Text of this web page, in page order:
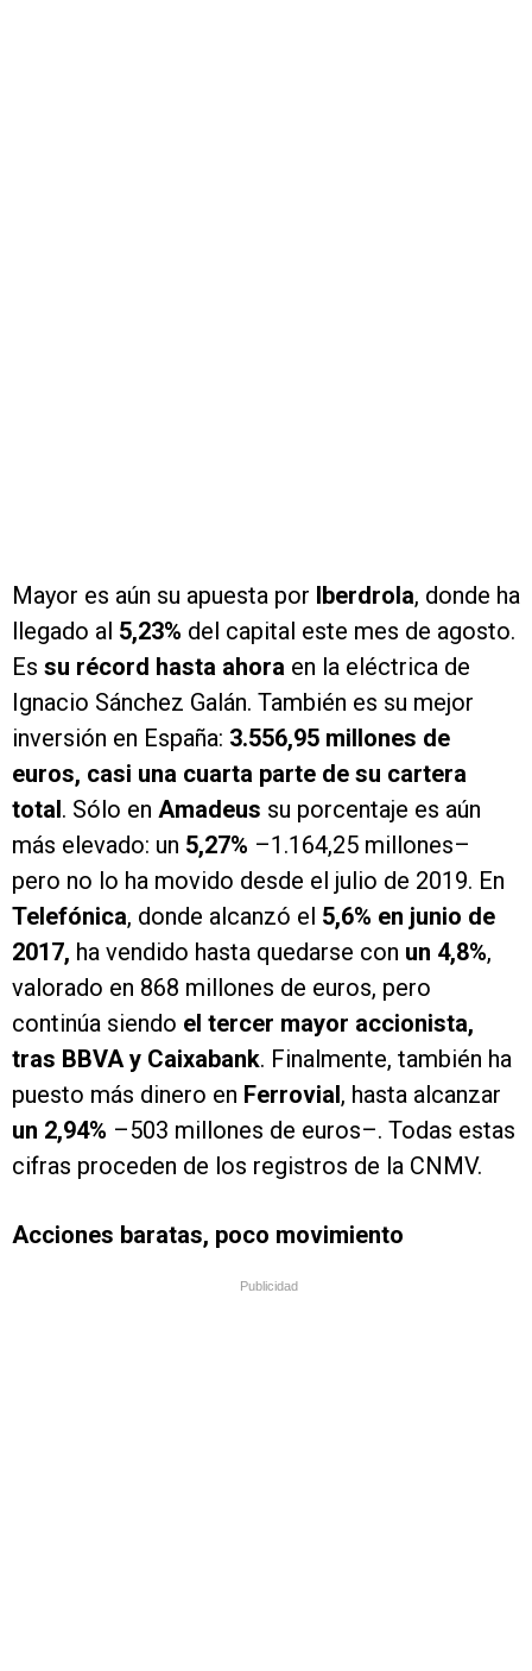
Mayor es aún su apuesta por Iberdrola, donde ha
llegado al 5,23% del capital este mes de agosto.
Es su récord hasta ahora en la eléctrica de
Ignacio Sánchez Galán. También es su mejor
inversión en España: 3.556,95 millones de
euros, casi una cuarta parte de su cartera
total. Sólo en Amadeus su porcentaje es aún
más elevado: un 5,27% –1.164,25 millones–
pero no lo ha movido desde el julio de 2019. En
Telefónica, donde alcanzó el 5,6% en junio de
2017, ha vendido hasta quedarse con un 4,8%,
valorado en 868 millones de euros, pero
continúa siendo el tercer mayor accionista,
tras BBVA y Caixabank. Finalmente, también ha
puesto más dinero en Ferrovial, hasta alcanzar
un 2,94% –503 millones de euros–. Todas estas
cifras proceden de los registros de la CNMV.
Acciones baratas, poco movimiento
Publicidad